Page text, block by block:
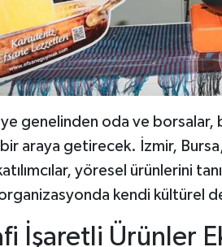
genelinden oda ve borsalar,
araya getirecek. İzmir,
yöresel ürünlerini
kendi kültürel
İşaretli Ürünler